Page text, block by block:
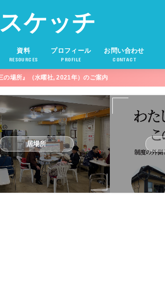
ケッチ
資料
RESOURCES
プロフィール
PROFILE
お問い合わせ
CONTACT
の場所』（水曜社, 2021年）のご案内
居場所